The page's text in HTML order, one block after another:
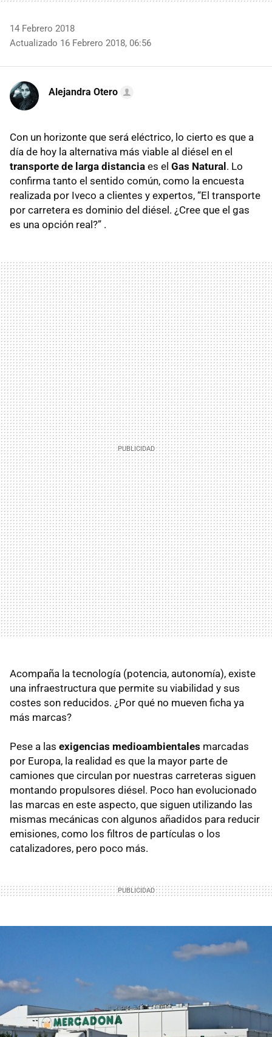
14 Febrero 2018
Actualizado 16 Febrero 2018, 06:56
Alejandra Otero
Con un horizonte que será eléctrico, lo cierto es que a
día de hoy la alternativa más viable al diésel en el
transporte de larga distancia es el Gas Natural. Lo
confirma tanto el sentido común, como la encuesta
realizada por Iveco a clientes y expertos, “El transporte
por carretera es dominio del diésel. ¿Cree que el gas
es una opción real?” .
Acompaña la tecnología (potencia, autonomía), existe
una infraestructura que permite su viabilidad y sus
costes son reducidos. ¿Por qué no mueven ficha ya
más marcas?
Pese a las exigencias medioambientales marcadas
por Europa, la realidad es que la mayor parte de
camiones que circulan por nuestras carreteras siguen
montando propulsores diésel. Poco han evolucionado
las marcas en este aspecto, que siguen utilizando las
mismas mecánicas con algunos añadidos para reducir
emisiones, como los filtros de partículas o los
catalizadores, pero poco más.